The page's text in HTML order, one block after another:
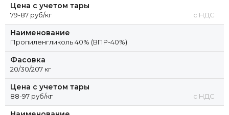
Цена с учетом тары
79-87 руб/кг с НДС
Наименование
Пропиленгликоль 40% (ВПР-40%)
Фасовка
20/30/207 кг
Цена с учетом тары
88-97 руб/кг с НДС